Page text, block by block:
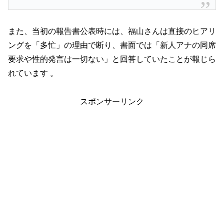
また、当初の報告書公表時には、福山さんは直接のヒアリ
ングを「多忙」の理由で断り、書面では「新人アナの同席
要求や性的発言は一切ない」と回答していたことが報じら
れています 。
スポンサーリンク